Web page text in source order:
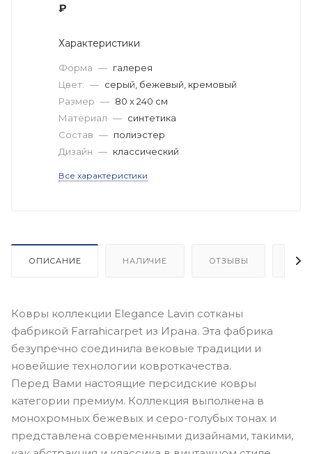
₽
Характеристики
Форма — галерея
Цвет: — серый, бежевый, кремовый
Размер — 80 x 240 см
Материал — синтетика
Состав — полиэстер
Дизайн — классический
Все характеристики
ОПИСАНИЕ НАЛИЧИЕ ОТЗЫВЫ
Ковры коллекции Elegance Lavin сотканы
фабрикой Farrahicarpet из Ирана. Эта фабрика
безупречно соединила вековые традиции и
новейшие технологии ковроткачества.
Перед Вами настоящие персидские ковры
категории премиум. Коллекция выполнена в
монохромных бежевых и серо-голубых тонах и
представлена современными дизайнами, такими,